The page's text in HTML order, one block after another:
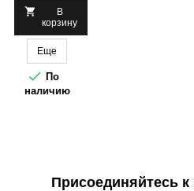

В
корзину
Еще
 По
наличию
Присоединяйтесь